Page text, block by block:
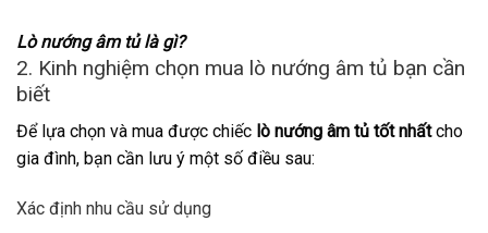
Lò nướng âm tủ là gì?
2. Kinh nghiệm chọn mua lò nướng âm tủ bạn cần
biết
Để lựa chọn và mua được chiếc lò nướng âm tủ tốt nhấtcho
gia đình, bạn cần lưu ý một số điều sau:
Xác định nhu cầu sử dụng